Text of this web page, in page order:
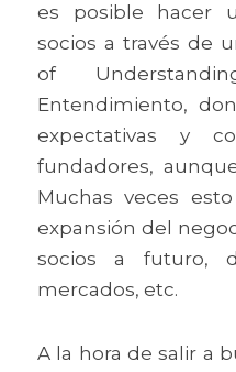
es posible hacer
socios a través de
of
Entendimiento,
expectativas y
fundadores,
Muchas veces
expansión del
socios a futuro,
mercados, etc.
A la hora de salir a